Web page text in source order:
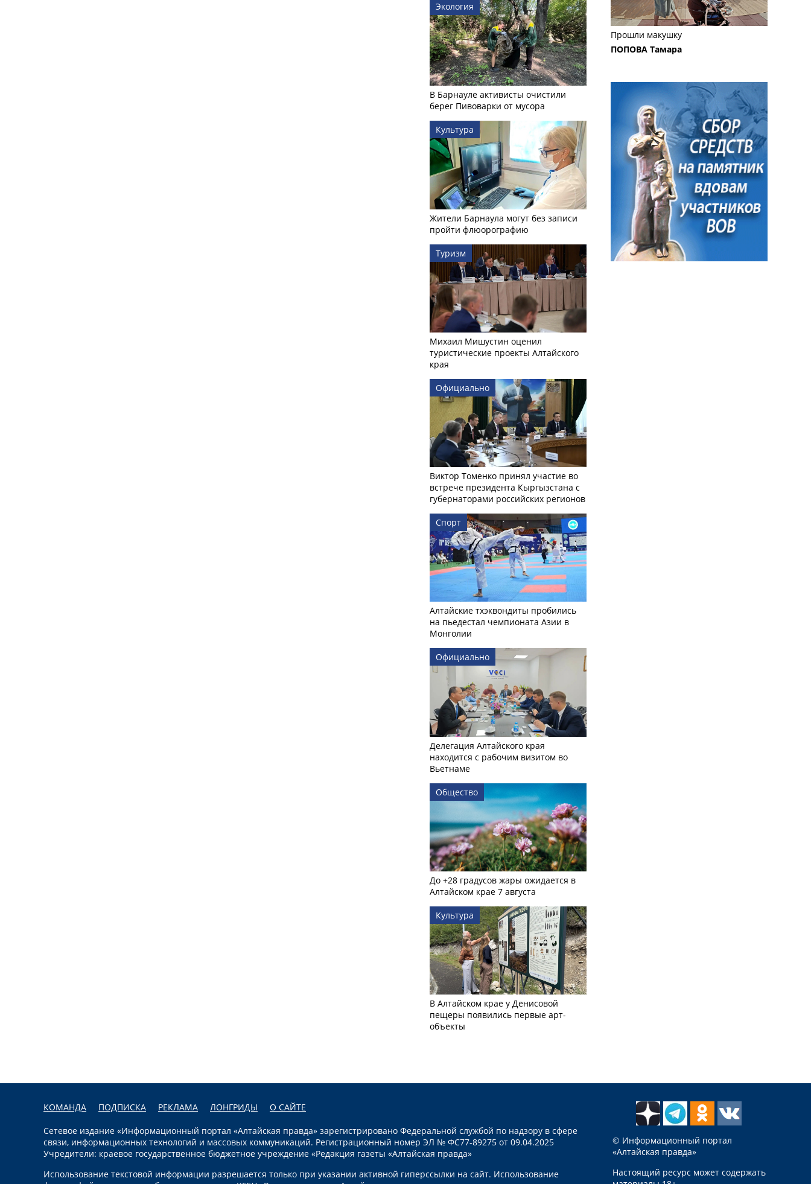
Экология
В Барнауле активисты очистили
берег Пивоварки от мусора
Культура
Жители Барнаула могут без записи
пройти флюорографию
Туризм
Михаил Мишустин оценил
туристические проекты Алтайского
края
Официально
Виктор Томенко принял участие во
встрече президента Кыргызстана с
губернаторами российских регионов
Спорт
Алтайские тхэквондиты пробились
на пьедестал чемпионата Азии в
Монголии
Официально
Делегация Алтайского края
находится с рабочим визитом во
Вьетнаме
Общество
До +28 градусов жары ожидается в
Алтайском крае 7 августа
Культура
В Алтайском крае у Денисовой
пещеры появились первые арт-
объекты
Прошли макушку
ПОПОВА Тамара
КОМАНДА ПОДПИСКА РЕКЛАМА ЛОНГРИДЫ О САЙТЕ
Сетевое издание «Информационный портал «Алтайская правда» зарегистрировано Федеральной службой по надзору в сфере
связи, информационных технологий и массовых коммуникаций. Регистрационный номер ЭЛ № ФС77-89275 от 09.04.2025
Учредители: краевое государственное бюджетное учреждение «Редакция газеты «Алтайская правда»
Использование текстовой информации разрешается только при указании активной гиперссылки на сайт. Использование
© Информационный портал
«Алтайская правда»
Настоящий ресурс может содержать